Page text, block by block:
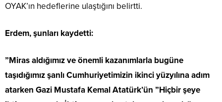
OYAK’ın hedeflerine ulaştığını belirtti.
Erdem, şunları kaydetti:
”Miras aldığımız ve önemli kazanımlarla bugüne
taşıdığımız şanlı Cumhuriyetimizin ikinci yüzyılına adım
atarken Gazi Mustafa Kemal Atatürk’ün ”Hiçbir şeye